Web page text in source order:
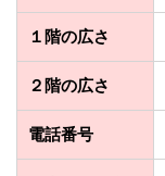
１階の広さ
２階の広さ
電話番号